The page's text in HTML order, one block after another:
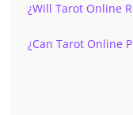
¿Will Tarot Online
¿Can Tarot Online